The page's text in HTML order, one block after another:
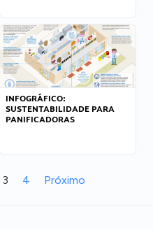
INFOGRÁFICO:
SUSTENTABILIDADE PARA
PANIFICADORAS
3 4 Próximo